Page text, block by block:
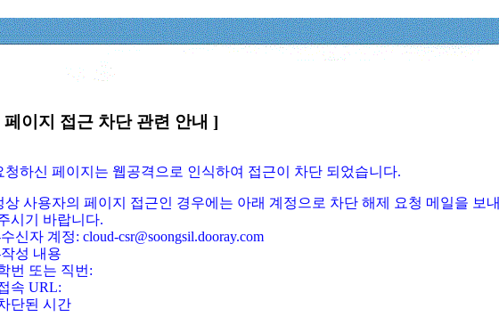
페이지 접근 차단 관련 안내 ]
청하신 페이지는 웹공격으로 인식하여 접근이 차단 되었습니다.
상 사용자의 페이지 접근인 경우에는 아래 계정으로 차단 해제 요청 메일을 보내
시기 바랍니다.
신자 계정: cloud-csr@soongsil.dooray.com
성 내용
번 또는 직번:
속 URL:
단된 시간